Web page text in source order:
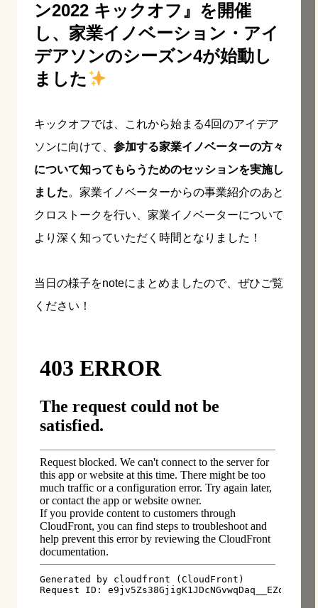
ン2022 キックオフ』を開催
し、家業イノベーション・アイ
デアソンのシーズン4が始動し
ました
キックオフでは、これから始まる4回のアイデア
ソンに向けて、 参加する家業イノベーターの方々
について知ってもらうためのセッションを実施し
ました。家業イノベーターからの事業紹介のあと
クロストークを行い、家業イノベーターについて
より深く知っていただく時間となりました！
当日の様子をnoteにまとめましたので、ぜひご覧
ください！